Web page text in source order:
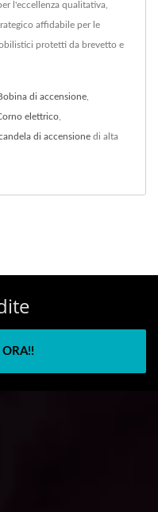
l'eccellenza qualitativa,
affidabile per le
protetti da brevetto e
di accensione,
elettrico,
di accensione di alta